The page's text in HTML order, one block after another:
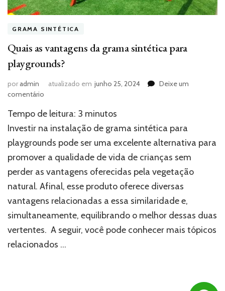
GRAMA SINTÉTICA
Quais as vantagens da grama sintética para
playgrounds?
poradmin atualizado em junho 25, 2024
Deixe um
comentário
as
vantagens
grama
sintética
playgrounds?
Tempo de leitura: 3 minutos
Investir na instalação de grama sintética para
playgrounds pode ser uma excelente alternativa para
promover a qualidade de vida de crianças sem
perder as vantagens oferecidas pela vegetação
natural. Afinal, esse produto oferece diversas
vantagens relacionadas a essa similaridade e,
simultaneamente, equilibrando o melhor dessas duas
vertentes. A seguir, você pode conhecer mais tópicos
relacionados …